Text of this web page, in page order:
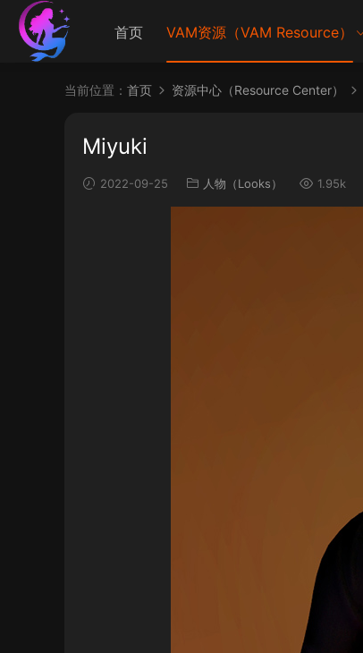
首页 VAM资源（VAM Resource）
当前位置： 首页 资源中心（Resource Center）
Miyuki
2022-09-25 人物（Looks） 1.95k